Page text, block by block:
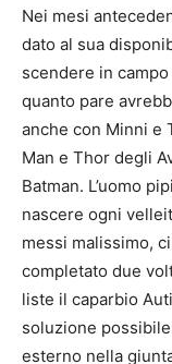
Nei mesi
dato al sua
scendere in
quanto pare
anche con Minni e
Man e Thor degli
Batman. L’uomo
nascere ogni
messi malissimo,
completato due
liste il caparbio
soluzione
esterno nella